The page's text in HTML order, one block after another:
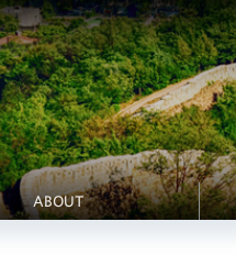
ABOUT